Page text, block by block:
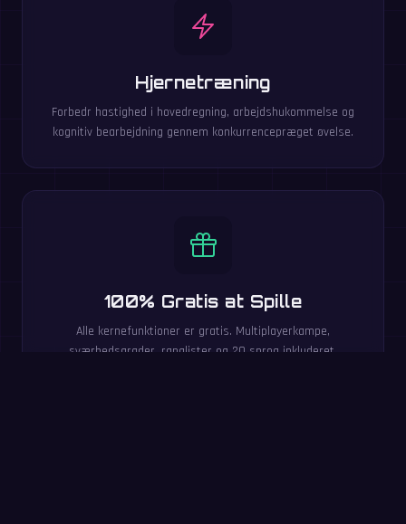
Hjernetræning
Forbedr hastighed i hovedregning, arbejdshukommelse og
kognitiv bearbejdning gennem konkurrencepræget øvelse.
100% Gratis at Spille
Alle kernefunktioner er gratis. Multiplayerkampe,
sværhedsgrader, ranglister og 20 sprog inkluderet.